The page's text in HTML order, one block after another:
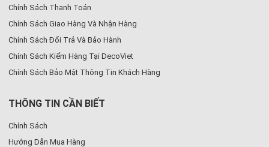
Chính Sách Thanh Toán
Chính Sách Giao Hàng Và Nhận Hàng
Chính Sách Đổi Trả Và Bảo Hành
Chính Sách Kiểm Hàng Tại DecoViet
Chính Sách Bảo Mật Thông Tin Khách Hàng
THÔNG TIN CẦN BIẾT
Chính Sách
Hướng Dẫn Mua Hàng